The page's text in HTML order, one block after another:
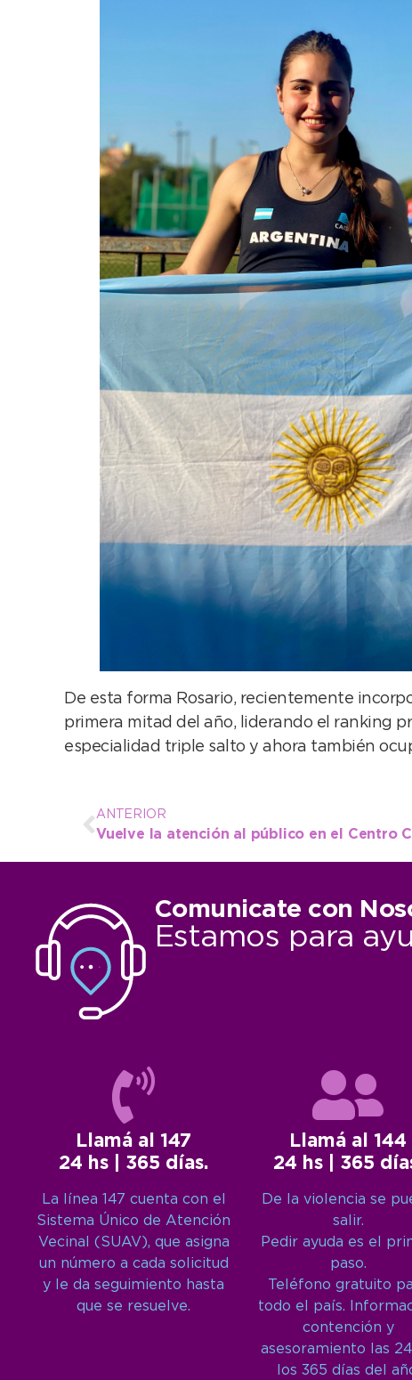
De esta forma Rosario, recientemente
primera mitad del año, liderando el ranking
especialidad triple salto y ahora también
ANTERIOR
Comunicate con
Estamos para
Llamá al 147
24 hs | 365 días.
La línea 147 cuenta con el
Sistema Único de Atención
Vecinal (SUAV), que asigna
un número a cada solicitud
y le da seguimiento hasta
que se resuelve.
Llamá al 144
24 hs | 365
De la violencia se
salir.
Pedir ayuda es el
paso.
Teléfono gratuito
todo el país.
contención y
asesoramiento las
los 365 días del